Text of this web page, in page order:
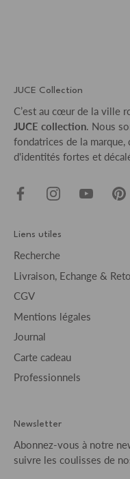
JUCE Collection
C’est au cœur de la ville
JUCE collection. Nous
fondatrices de la marque,
d'identités fortes et
Liens utiles
Recherche
Livraison, Echange &
CGV
Mentions légales
Journal
Carte cadeau
Professionnels
Newsletter
Abonnez-vous à notre
suivre les coulisses de